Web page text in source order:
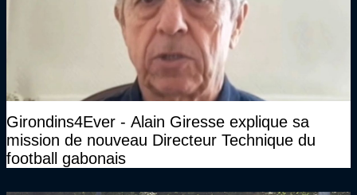
Girondins4Ever - Alain Giresse explique sa
mission de nouveau Directeur Technique du
football gabonais